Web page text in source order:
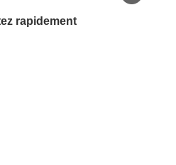
rapidement